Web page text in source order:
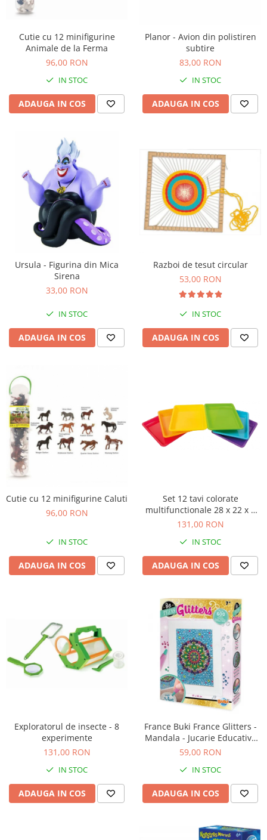
Nisip kinetic
Proiector pentru copii
Instrumente muzicale pentru copii
Caruseluri muzicale
Storytelling
Papusi de mana
Casa de papusi
Bormasina magica
Costum Halloween Copii
Papusi si Bebelusi Reborn
Animale de jucarie
Jucarii cu Dinozauri
Figurine cu animale domestice
Figurine plus
Jucarii Montessori
Nevoi speciale si sindrom Down
Jucarii cu alfabet
Seturi Numberblocks
Jucarii de motricitate
Jucarii fructe si legume
Puzzle-uri
Puzzle clasic
Puzzle incastru
IQ puzzle
Jucarii bebelusi
Jucarii de baie
Jucarii dentitie
Jucarii de sortat
Jucarii muzicale bebelusi
Puzzle bebelusi
Cadou copii 8 ani
Cadou copii 9 ani
Cadou copii 10 ani
Cadou copii 11 ani
Cadou copii 12 ani
Cutie cu 12 minifigurine
Animale de la Ferma
96,00 RON
IN STOC
ADAUGA IN COS
Planor - Avion din polistiren
subtire
83,00 RON
IN STOC
ADAUGA IN COS
Ursula - Figurina din Mica
Sirena
33,00 RON
IN STOC
ADAUGA IN COS
Razboi de tesut circular
53,00 RON
IN STOC
ADAUGA IN COS
Cutie cu 12 minifigurine Caluti
96,00 RON
IN STOC
ADAUGA IN COS
Set 12 tavi colorate
multifunctionale 28 x 22 x 3
cm, pentru gradinita si scoala
131,00 RON
IN STOC
ADAUGA IN COS
Exploratorul de insecte - 8
experimente
131,00 RON
IN STOC
ADAUGA IN COS
France Buki France Glitters -
Mandala - Jucarie Educativa
de inalta calitate pentru copii
59,00 RON
IN STOC
ADAUGA IN COS